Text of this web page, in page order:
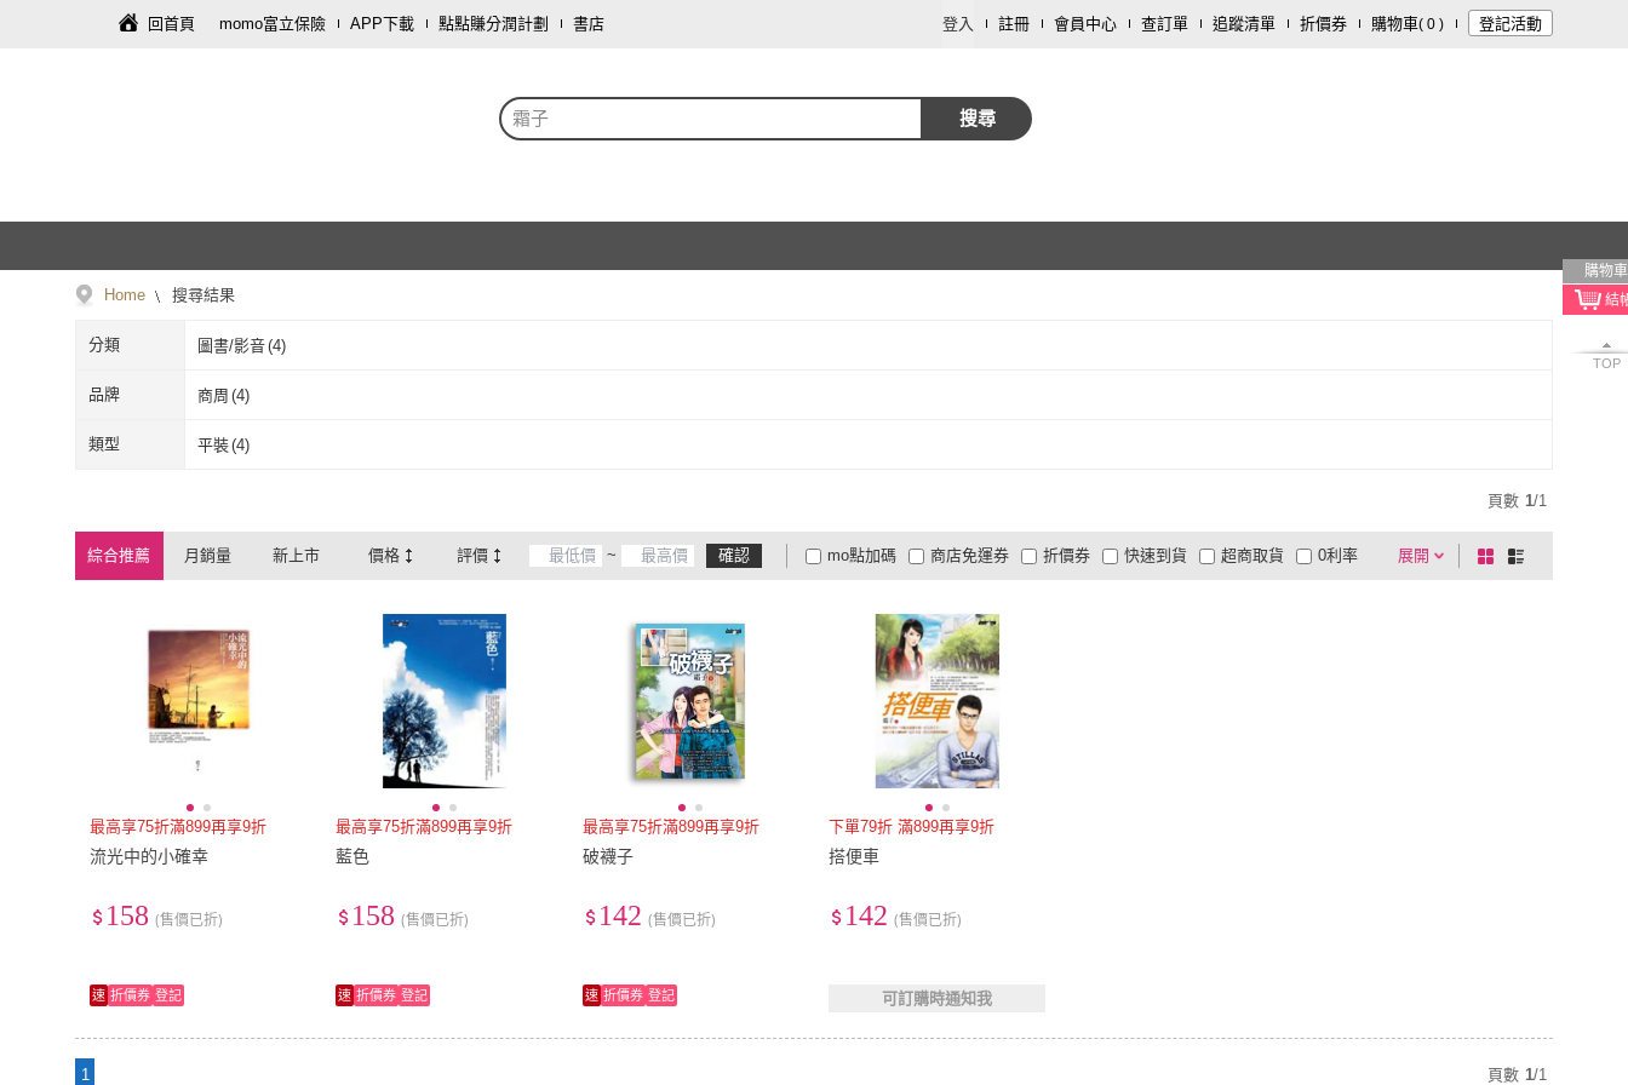
回首頁 momo富立保險 APP下載 點點賺分潤計劃 書店 登入 註冊 會員中心 查訂單 追蹤清單 折價券 購物車( 0 ) 登記活動
霜子 搜尋
購物車
TOP
Home 搜尋結果
分類 圖書/影音(4)
品牌 商周 (4)
商周
類型 平裝(4)
頁數 1/1
綜合推薦 月銷量 新上市 價格 評價 ~ 確認 展開
折價券
有影片
商品有量 電視購物
mo點加碼 快速到貨 超商取貨
大家電安心配
大家電快配
商店免運券 0利率
及以上 3 及以上
棋
盤
列
最高享75折滿899再享9折
流光中的小確幸
158 (售價已折)
速 折價券 登記
最高享75折滿899再享9折
藍色
158 (售價已折)
速 折價券 登記
最高享75折滿899再享9折
破襪子
142 (售價已折)
速 折價券 登記
下單79折 滿899再享9折
搭便車
142 (售價已折)
可訂購時通知我
1 頁數 1/1